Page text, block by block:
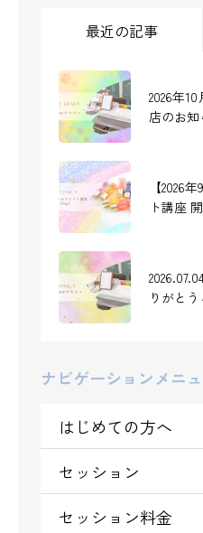
最近の記事
2026年
店のお知
【2026
ト講座
りがと
2023年9
す
す-愛知
カラーセ
れまでの
ナビゲーションメニ
はじめての方へ
セッション
セッション料金